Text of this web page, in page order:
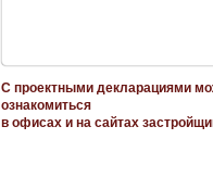
С проектными декларациями
ознакомиться
в офисах и на сайтах